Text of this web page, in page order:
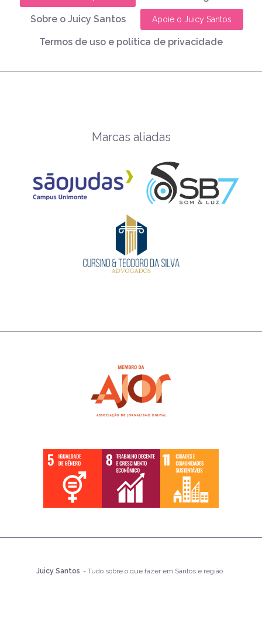
Sobre o Juicy Santos Apoie o Juicy Santos
Termos de uso e política de privacidade
Marcas aliadas
Juicy Santos - Tudo sobre o que fazer em Santos e região